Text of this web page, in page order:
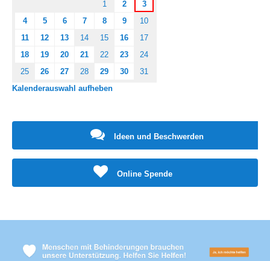
1
2
3
4
5 6 7 8 9
10
11
12 13 14 15 16
17
18
19 20 21 22 23
24
25
26 27 28 29 30
31
Kalenderauswahl aufheben
Ideen und Beschwerden
Online Spende